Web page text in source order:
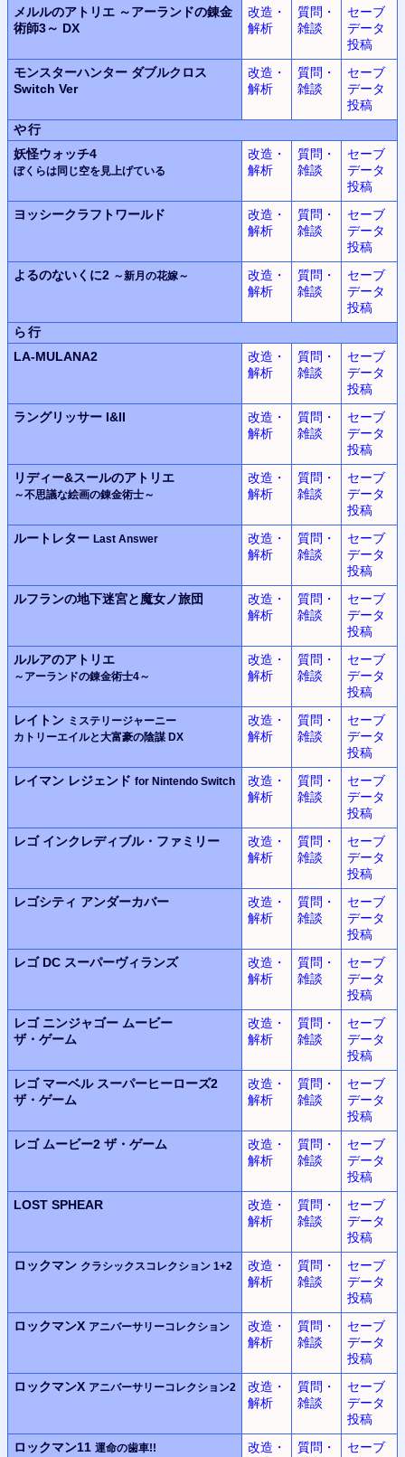
メルルのアトリエ ～アーランドの錬金
術師3～ DX
改造・
解析
質問・
雑談
セーブ
データ
投稿
モンスターハンター ダブルクロス
Switch Ver
改造・
解析
質問・
雑談
セーブ
データ
投稿
や行
妖怪ウォッチ4
ぼくらは同じ空を見上げている
改造・
解析
質問・
雑談
セーブ
データ
投稿
ヨッシークラフトワールド
改造・
解析
質問・
雑談
セーブ
データ
投稿
よるのないくに2 ～新月の花嫁～
改造・
解析
質問・
雑談
セーブ
データ
投稿
ら行
LA-MULANA2
改造・
解析
質問・
雑談
セーブ
データ
投稿
ラングリッサー I&II
改造・
解析
質問・
雑談
セーブ
データ
投稿
リディー&スールのアトリエ
～不思議な絵画の錬金術士～
改造・
解析
質問・
雑談
セーブ
データ
投稿
ルートレター Last Answer
改造・
解析
質問・
雑談
セーブ
データ
投稿
ルフランの地下迷宮と魔女ノ旅団
改造・
解析
質問・
雑談
セーブ
データ
投稿
ルルアのアトリエ
～アーランドの錬金術士4～
改造・
解析
質問・
雑談
セーブ
データ
投稿
レイトン ミステリージャーニー
カトリーエイルと大富豪の陰謀 DX
改造・
解析
質問・
雑談
セーブ
データ
投稿
レイマン レジェンド for Nintendo Switch
改造・
解析
質問・
雑談
セーブ
データ
投稿
レゴ インクレディブル・ファミリー
改造・
解析
質問・
雑談
セーブ
データ
投稿
レゴシティ アンダーカバー
改造・
解析
質問・
雑談
セーブ
データ
投稿
レゴ DC スーパーヴィランズ
改造・
解析
質問・
雑談
セーブ
データ
投稿
レゴ ニンジャゴー ムービー
ザ・ゲーム
改造・
解析
質問・
雑談
セーブ
データ
投稿
レゴ マーベル スーパーヒーローズ2
ザ・ゲーム
改造・
解析
質問・
雑談
セーブ
データ
投稿
レゴ ムービー2 ザ・ゲーム
改造・
解析
質問・
雑談
セーブ
データ
投稿
LOST SPHEAR
改造・
解析
質問・
雑談
セーブ
データ
投稿
ロックマン クラシックスコレクション 1+2
改造・
解析
質問・
雑談
セーブ
データ
投稿
ロックマンX アニバーサリーコレクション
改造・
解析
質問・
雑談
セーブ
データ
投稿
ロックマンX アニバーサリーコレクション2
改造・
解析
質問・
雑談
セーブ
データ
投稿
ロックマン11 運命の歯車!!
改造・
質問・
セーブ